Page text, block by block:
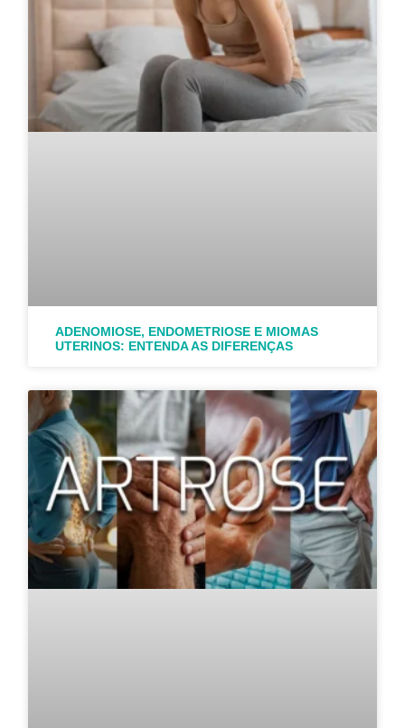
ADENOMIOSE, ENDOMETRIOSE E MIOMAS
UTERINOS: ENTENDA AS DIFERENÇAS